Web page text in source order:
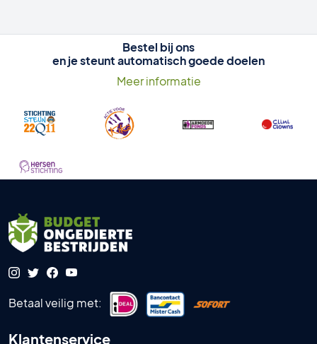
Bestel bij ons
en je steunt automatisch goede doelen
Meer informatie
Betaal veilig met:
Klantenservice